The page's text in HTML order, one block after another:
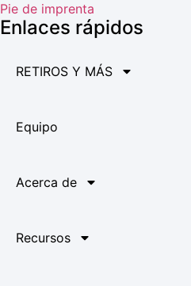
Pie de imprenta
Enlaces rápidos
RETIROS Y MÁS
Equipo
Acerca de
Recursos